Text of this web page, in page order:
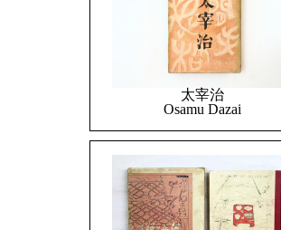
太宰治
Osamu Dazai